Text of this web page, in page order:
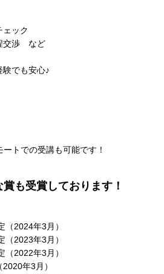
ェック
交渉 など
でも安心♪
トでの受講も可能です！
も受賞しております！
（2024年3月）
（2023年3月）
（2022年3月）
年3月）